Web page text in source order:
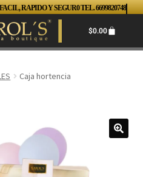
RAPIDO Y SEGUR0 TEL. 6699820748
$0.00
Caja hortencia